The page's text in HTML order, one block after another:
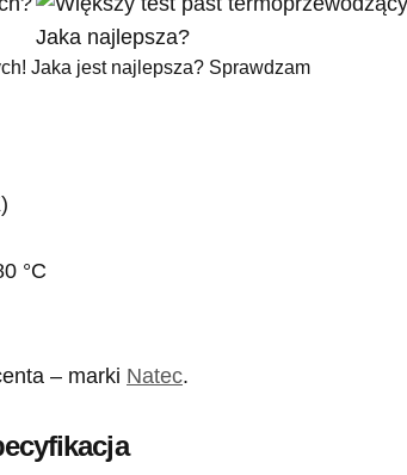
Jaka jest najlepsza? Sprawdzam
°C
– marki Natec.